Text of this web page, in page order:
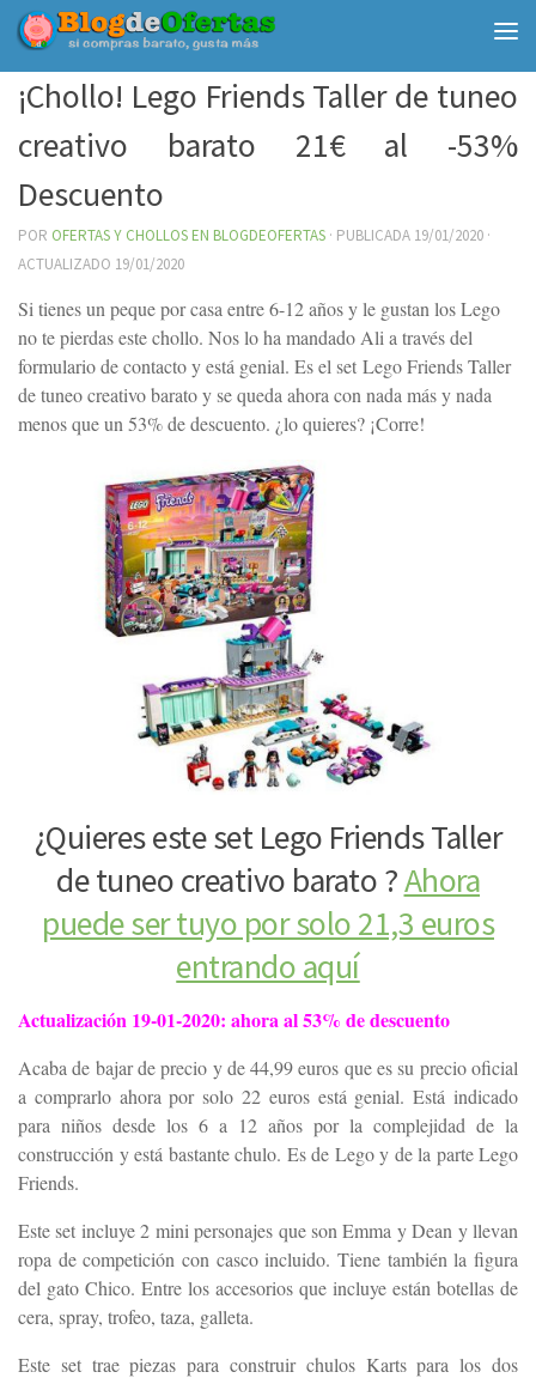
Debajo del contenido
¡Chollo! Lego Friends Taller de tuneo
creativo barato 21€ al -53%
Descuento
POR OFERTAS Y CHOLLOS EN BLOGDEOFERTAS · PUBLICADA 19/01/2020 ·
ACTUALIZADO 19/01/2020
Si tienes un peque por casa entre 6-12 años y le gustan los Lego
no te pierdas este chollo. Nos lo ha mandado Ali a través del
formulario de contacto y está genial. Es el set Lego Friends Taller
de tuneo creativo barato y se queda ahora con nada más y nada
menos que un 53% de descuento. ¿lo quieres? ¡Corre!
¿Quieres este set Lego Friends Taller
de tuneo creativo barato ?Ahora
puede ser tuyo por solo 21,3 euros
entrando aquí
Actualización 19-01-2020: ahora al 53% de descuento
Acaba de bajar de precio y de 44,99 euros que es su precio oficial
a comprarlo ahora por solo 22 euros está genial. Está indicado
para niños desde los 6 a 12 años por la complejidad de la
construcción y está bastante chulo. Es de Lego y de la parte Lego
Friends.
Este set incluye 2 mini personajes que son Emma y Dean y llevan
ropa de competición con casco incluido. Tiene también la figura
del gato Chico. Entre los accesorios que incluye están botellas de
cera, spray, trofeo, taza, galleta.
Este set trae piezas para construir chulos Karts para los dos